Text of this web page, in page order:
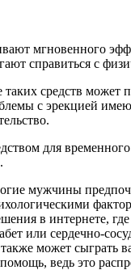
мгновенного
справиться с
средств может
с эрекцией
для
мужчины
в интернете,
или сердечно-
также может
ведь это